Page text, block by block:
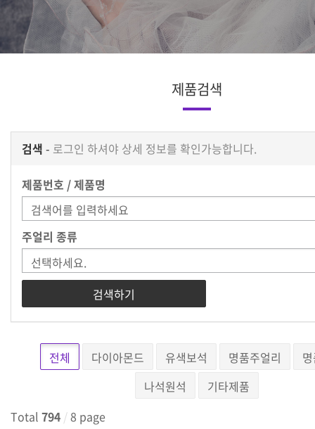
제품검색
검색 - 로그인 하셔야 상세 정보를 확인가능합니다.
제품번호 / 제품명
주얼리 종류
검색하기
전체 다이아몬드 유색보석 명품주얼리
나석원석
기타제품
Total 794 /8 page